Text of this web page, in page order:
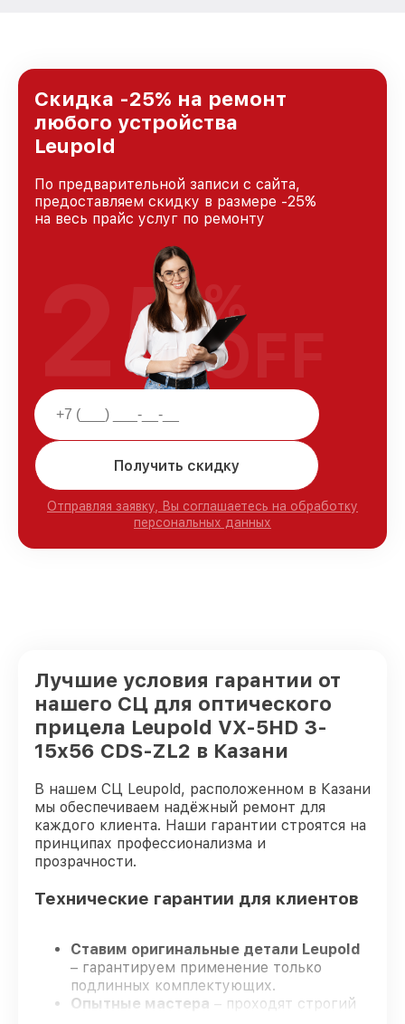
Скидка -25% на ремонт
любого устройства
Leupold
По предварительной записи с сайта,
предоставляем скидку в размере -25%
на весь прайс услуг по ремонту
Получить скидку
Отправляя заявку, Вы соглашаетесь на обработку
персональных данных
25%
OFF
Лучшие условия гарантии от
нашего СЦ для оптического
прицела Leupold VX-5HD 3-
15x56 CDS-ZL2 в Казани
В нашем СЦ Leupold, расположенном в Казани
мы обеспечиваем надёжный ремонт для
каждого клиента. Наши гарантии строятся на
принципах профессионализма и
прозрачности.
Технические гарантии для клиентов
Ставим оригинальные детали Leupold
– гарантируем применение только
подлинных комплектующих.
Опытные мастера – проходят строгий